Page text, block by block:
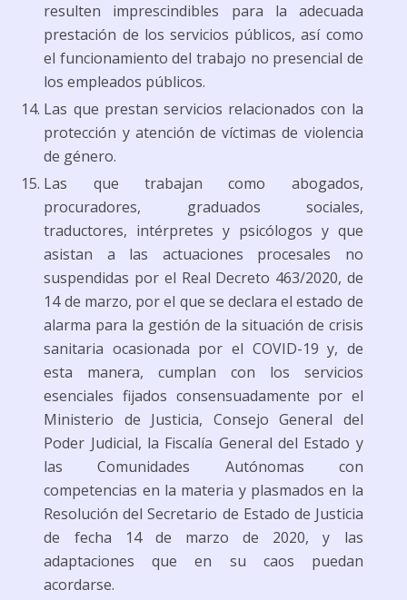
resulten imprescindibles para la adecuada
prestación de los servicios públicos, así como
el funcionamiento del trabajo no presencial de
los empleados públicos.
Las que prestan servicios relacionados con la
protección y atención de víctimas de violencia
de género.
Las que trabajan como abogados,
procuradores, graduados sociales,
traductores, intérpretes y psicólogos y que
asistan a las actuaciones procesales no
suspendidas por el Real Decreto 463/2020, de
14 de marzo, por el que se declara el estado de
alarma para la gestión de la situación de crisis
sanitaria ocasionada por el COVID-19 y, de
esta manera, cumplan con los servicios
esenciales fijados consensuadamente por el
Ministerio de Justicia, Consejo General del
Poder Judicial, la Fiscalía General del Estado y
las Comunidades Autónomas con
competencias en la materia y plasmados en la
Resolución del Secretario de Estado de Justicia
de fecha 14 de marzo de 2020, y las
adaptaciones que en su caos puedan
acordarse.